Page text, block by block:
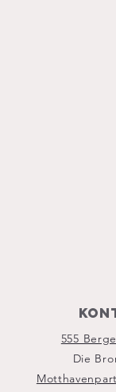
555
Die